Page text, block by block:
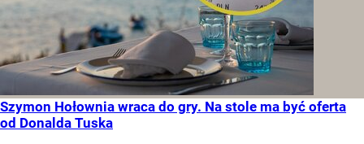
Szymon Hołownia wraca do gry. Na stole ma być oferta
od Donalda Tuska